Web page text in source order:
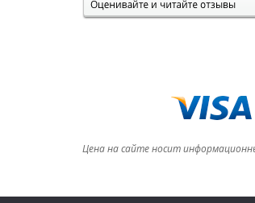
Цена на сайте носит